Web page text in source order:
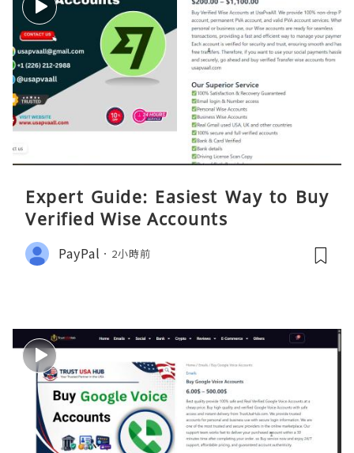
Expert Guide: Easiest Way to Buy
Verified Wise Accounts
PayPal 2小時前